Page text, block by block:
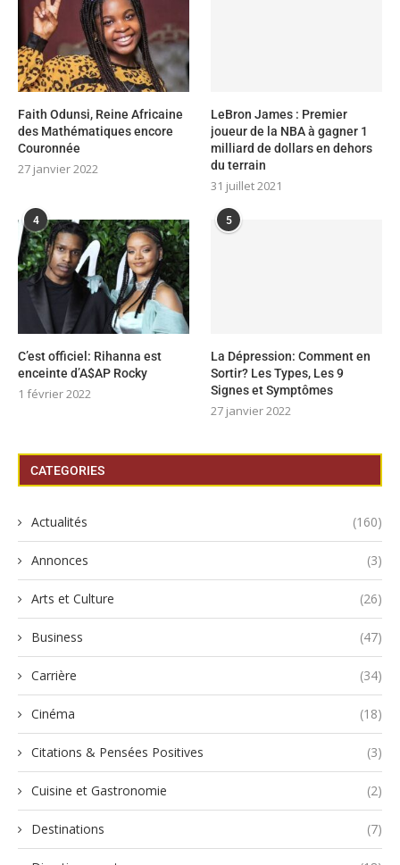
Faith Odunsi, Reine Africaine
des Mathématiques encore
Couronnée
27 janvier 2022
LeBron James : Premier
joueur de la NBA à gagner 1
milliard de dollars en dehors
du terrain
31 juillet 2021
4
C’est officiel: Rihanna est
enceinte d’A$AP Rocky
1 février 2022
5
La Dépression: Comment en
Sortir? Les Types, Les 9
Signes et Symptômes
27 janvier 2022
CATEGORIES
Actualités (160)
Annonces (3)
Arts et Culture (26)
Business (47)
Carrière (34)
Cinéma (18)
Citations & Pensées Positives (3)
Cuisine et Gastronomie (2)
Destinations (7)